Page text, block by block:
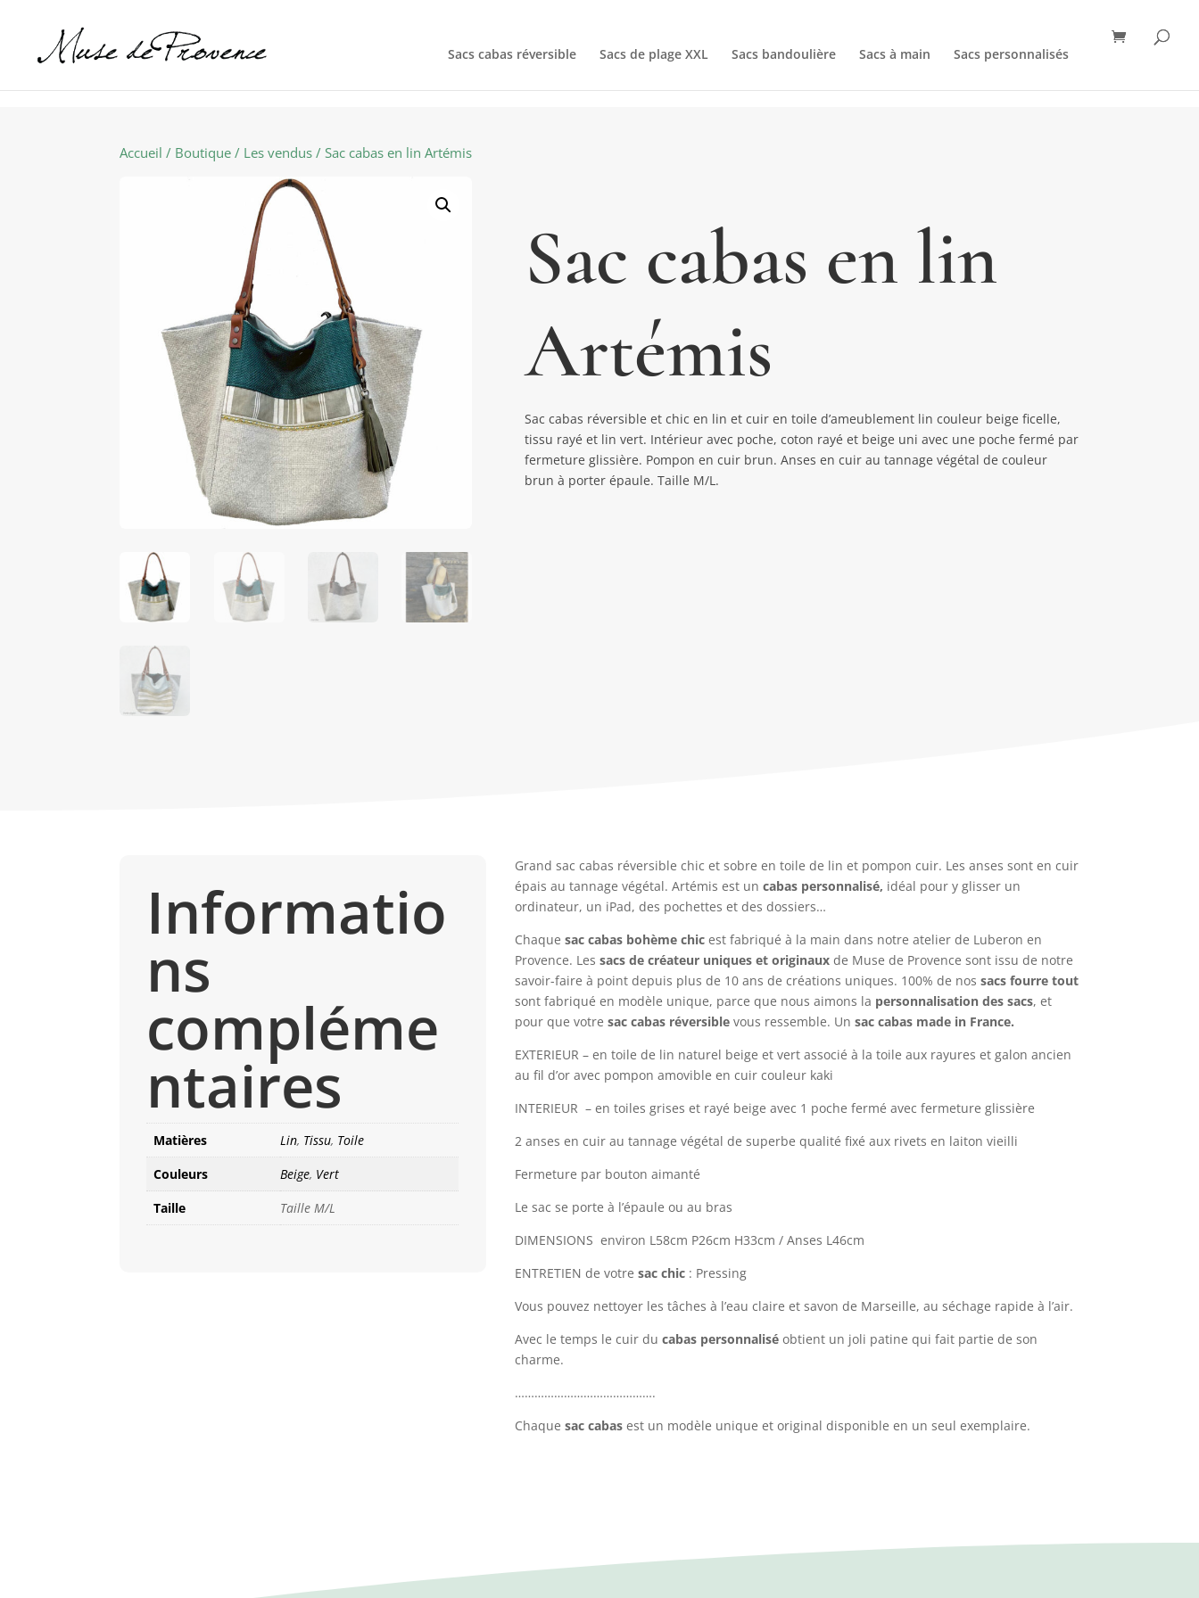
Sacs cabas réversible Sacs de plage XXL Sacs bandoulière Sacs à main Sacs personnalisés
Accueil / Boutique / Les vendus / Sac cabas en lin Artémis
Sac cabas en lin
Artémis
Sac cabas réversible et chic en lin et cuir en toile d’ameublement lin couleur beige ficelle,
tissu rayé et lin vert. Intérieur avec poche, coton rayé et beige uni avec une poche fermé par
fermeture glissière. Pompon en cuir brun. Anses en cuir au tannage végétal de couleur
brun à porter épaule. Taille M/L.
Informatio
ns
compléme
ntaires
Matières Lin, Tissu, Toile
Couleurs
Beige, Vert
Taille
Taille M/L
Grand sac cabas réversible chic et sobre en toile de lin et pompon cuir. Les anses sont en cuir
épais au tannage végétal. Artémis est uncabas personnalisé, idéal pour y glisser un
ordinateur, un iPad, des pochettes et des dossiers…
Chaquesac cabas bohème chic est fabriqué à la main dans notre atelier de Luberon en
Provence. Lessacs de créateur uniques et originaux de Muse de Provence sont issu de notre
savoir-faire à point depuis plus de 10 ans de créations uniques. 100% de nossacs fourre tout
sont fabriqué en modèle unique, parce que nous aimons la personnalisation des sacs, et
pour que votresac cabas réversible vous ressemble. Unsac cabas made in France.
EXTERIEUR – en toile de lin naturel beige et vert associé à la toile aux rayures et galon ancien
au fil d’or avec pompon amovible en cuir couleur kaki
INTERIEUR – en toiles grises et rayé beige avec 1 poche fermé avec fermeture glissière
2 anses en cuir au tannage végétal de superbe qualité fixé aux rivets en laiton vieilli
Fermeture par bouton aimanté
Le sac se porte à l’épaule ou au bras
DIMENSIONS environ L58cm P26cm H33cm / Anses L46cm
ENTRETIEN de votresac chic : Pressing
Vous pouvez nettoyer les tâches à l’eau claire et savon de Marseille, au séchage rapide à l’air.
Avec le temps le cuir ducabas personnalisé obtient un joli patine qui fait partie de son
charme.
…………………………………….
Chaquesac cabas est un modèle unique et original disponible en un seul exemplaire.